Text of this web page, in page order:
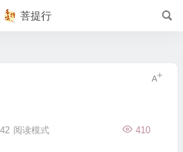
菩提行
410
阅读模式